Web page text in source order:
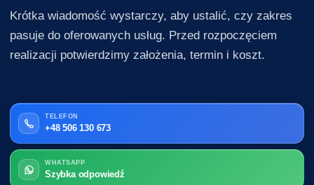
Krótka wiadomość wystarczy, aby ustalić, czy zakres
pasuje do oferowanych usług. Przed rozpoczęciem
realizacji potwierdzimy założenia, termin i koszt.
TELEFON
+48 506 130 673
WHATSAPP
Szybka odpowiedź